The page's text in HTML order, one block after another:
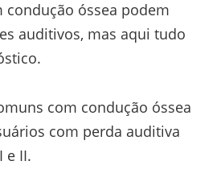
óssea podem
auditivos, mas aqui tudo
com condução óssea
com perda auditiva
e II.